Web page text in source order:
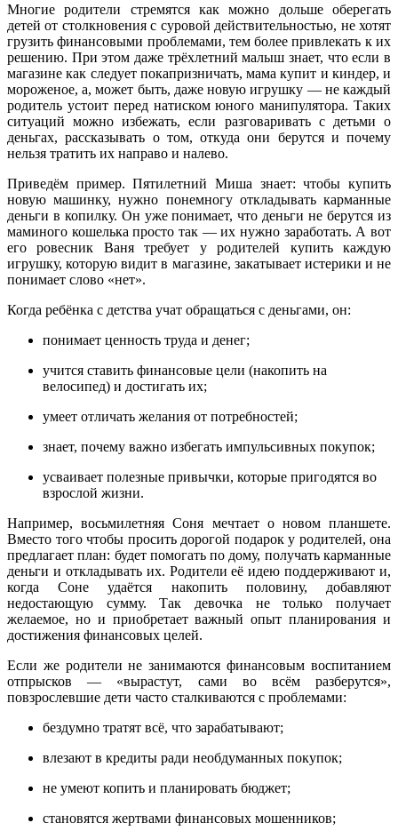
Многие родители стремятся как можно дольше оберегать
детей от столкновения с суровой действительностью, не хотят
грузить финансовыми проблемами, тем более привлекать к их
решению. При этом даже трёхлетний малыш знает, что если в
магазине как следует покапризничать, мама купит и киндер, и
мороженое, а, может быть, даже новую игрушку — не каждый
родитель устоит перед натиском юного манипулятора. Таких
ситуаций можно избежать, если разговаривать с детьми о
деньгах, рассказывать о том, откуда они берутся и почему
нельзя тратить их направо и налево.
Приведём пример. Пятилетний Миша знает: чтобы купить
новую машинку, нужно понемногу откладывать карманные
деньги в копилку. Он уже понимает, что деньги не берутся из
маминого кошелька просто так — их нужно заработать. А вот
его ровесник Ваня требует у родителей купить каждую
игрушку, которую видит в магазине, закатывает истерики и не
понимает слово «нет».
Когда ребёнка с детства учат обращаться с деньгами, он:
понимает ценность труда и денег;
учится ставить финансовые цели (накопить на
велосипед) и достигать их;
умеет отличать желания от потребностей;
знает, почему важно избегать импульсивных покупок;
усваивает полезные привычки, которые пригодятся во
взрослой жизни.
Например, восьмилетняя Соня мечтает о новом планшете.
Вместо того чтобы просить дорогой подарок у родителей, она
предлагает план: будет помогать по дому, получать карманные
деньги и откладывать их. Родители её идею поддерживают и,
когда Соне удаётся накопить половину, добавляют
недостающую сумму. Так девочка не только получает
желаемое, но и приобретает важный опыт планирования и
достижения финансовых целей.
Если же родители не занимаются финансовым воспитанием
отпрысков — «вырастут, сами во всём разберутся»,
повзрослевшие дети часто сталкиваются с проблемами:
бездумно тратят всё, что зарабатывают;
влезают в кредиты ради необдуманных покупок;
не умеют копить и планировать бюджет;
становятся жертвами финансовых мошенников;